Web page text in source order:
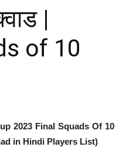
Facts
Hindi
|
of 10
2023 Final Squads Of 10
in Hindi Players List)